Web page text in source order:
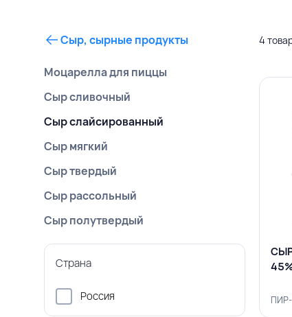
Сыр, сырные продукты
Моцарелла для пиццы
Сыр сливочный
Сыр слайсированный
Сыр мягкий
Сыр твердый
Сыр рассольный
Сыр полутвердый
Страна
Россия
4